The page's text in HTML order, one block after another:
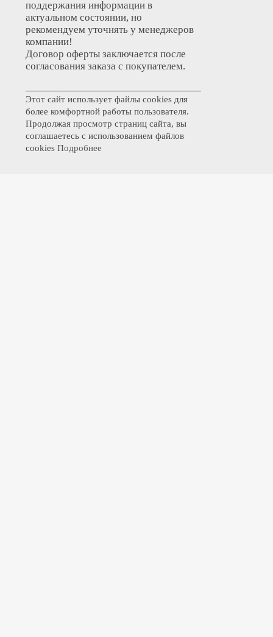
поддержания информации в
актуальном состоянии, но
рекомендуем уточнять у менеджеров
компании!
Договор оферты заключается после
согласования заказа с покупателем.
Этот сайт использует файлы cookies для
более комфортной работы пользователя.
Продолжая просмотр страниц сайта, вы
соглашаетесь с использованием файлов
cookies Подробнее